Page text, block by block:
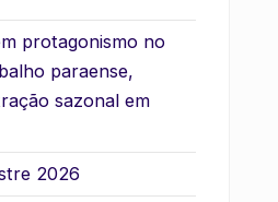
protagonismo no
paraense,
sazonal em
2026